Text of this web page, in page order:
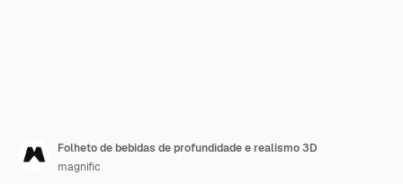
Folheto de bebidas de profundidade e realismo 3D
magnific